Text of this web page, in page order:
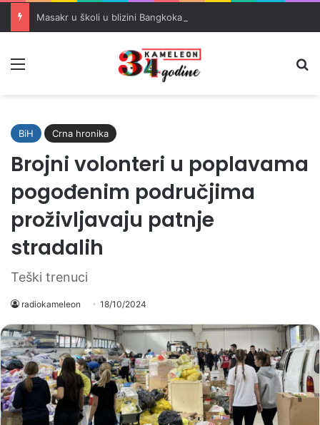
BiH Crna hronika
Brojni volonteri u poplavama
pogođenim područjima
proživljavaju patnje
stradalih
Teški trenuci
radiokameleon 18/10/2024